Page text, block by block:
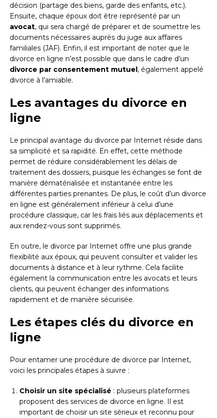
décision (partage des biens, garde des enfants, etc.).
Ensuite, chaque époux doit être représenté par un
avocat, qui sera chargé de préparer et de soumettre les
documents nécessaires auprès du juge aux affaires
familiales (JAF). Enfin, il est important de noter que le
divorce en ligne n’est possible que dans le cadre d’un
divorce par consentement mutuel, également appelé
divorce à l’amiable.
Les avantages du divorce en
ligne
Le principal avantage du divorce par Internet réside dans
sa simplicité et sa rapidité. En effet, cette méthode
permet de réduire considérablement les délais de
traitement des dossiers, puisque les échanges se font de
manière dématérialisée et instantanée entre les
différentes parties prenantes. De plus, le coût d’un divorce
en ligne est généralement inférieur à celui d’une
procédure classique, car les frais liés aux déplacements et
aux rendez-vous sont supprimés.
En outre, le divorce par Internet offre une plus grande
flexibilité aux époux, qui peuvent consulter et valider les
documents à distance et à leur rythme. Cela facilite
également la communication entre les avocats et leurs
clients, qui peuvent échanger des informations
rapidement et de manière sécurisée.
Les étapes clés du divorce en
ligne
Pour entamer une procédure de divorce par Internet,
voici les principales étapes à suivre :
Choisir un site spécialisé : plusieurs plateformes
proposent des services de divorce en ligne. Il est
important de choisir un site sérieux et reconnu pour